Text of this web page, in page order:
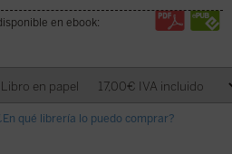
en ebook:
qué librería lo puedo comprar?